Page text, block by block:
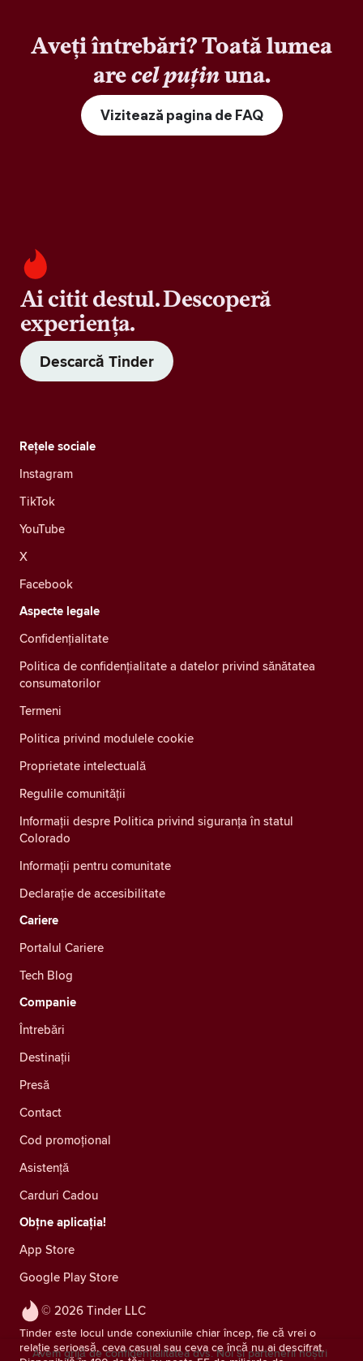
Aveți întrebări? Toată lumea
arecel puținuna.
Vizitează pagina de FAQ
Ai citit destul. Descoperă
experiența.
Descarcă Tinder
© 2026 Tinder LLC
Tinder este locul unde conexiunile chiar încep, fie că vrei o
relație serioasă, ceva casual sau ceva ce încă nu ai descifrat.
Rețele sociale
Instagram
TikTok
YouTube
X
Facebook
Aspecte legale
Confidenţialitate
Politica de confidențialitate a datelor privind sănătatea
consumatorilor
Termeni
Politica privind modulele cookie
Proprietate intelectuală
Regulile comunității
Informații despre Politica privind siguranța în statul
Colorado
Informații pentru comunitate
Declarație de accesibilitate
Cariere
Portalul Cariere
Tech Blog
Companie
Întrebări
Destinații
Presă
Contact
Cod promoțional
Asistență
Carduri Cadou
Obțne aplicația!
App Store
Google Play Store
Avem grijă de confidențialitatea dvs. Noi și partenerii noștri